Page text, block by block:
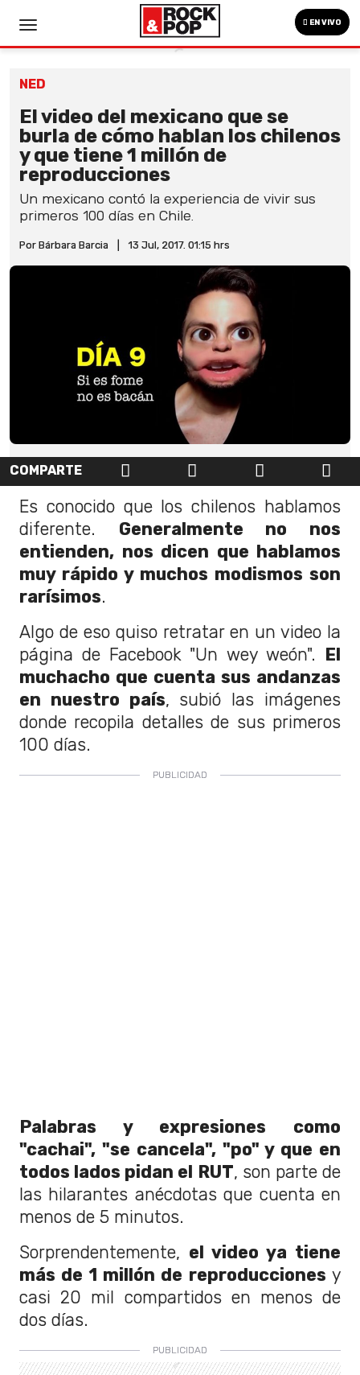
EN VIVO
NED
El video del mexicano que se
burla de cómo hablan los chilenos
y que tiene 1 millón de
reproducciones
Un mexicano contó la experiencia de vivir sus
primeros 100 días en Chile.
Por Bárbara Barcia 13 Jul, 2017. 01:15 hrs
COMPARTE
Es conocido que los chilenos hablamos
diferente. Generalmente no nos
entienden, nos dicen que hablamos
muy rápido y muchos modismos son
rarísimos.
Algo de eso quiso retratar en un video la
página de Facebook "Un wey weón". El
muchacho que cuenta sus andanzas
en nuestro país, subió las imágenes
donde recopila detalles de sus primeros
100 días.
Palabras y expresiones como
"cachai", "se cancela", "po" y que en
todos lados pidan el RUT, son parte de
las hilarantes anécdotas que cuenta en
menos de 5 minutos.
Sorprendentemente, el video ya tiene
más de 1 millón de reproducciones y
casi 20 mil compartidos en menos de
dos días.